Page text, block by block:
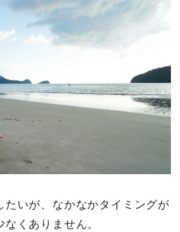
たいが、なかなかタイミングが
くありません。